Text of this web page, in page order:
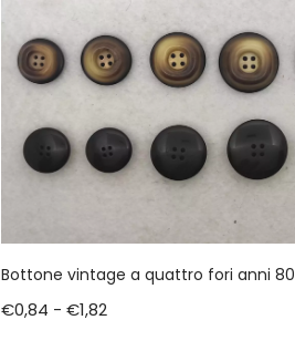
Bottone vintage a quattro fori anni 80
€0,84 - €1,82